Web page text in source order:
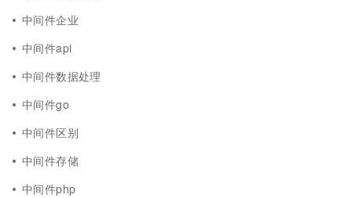
中间件企业
中间件api
中间件数据处理
中间件go
中间件区别
中间件存储
中间件php